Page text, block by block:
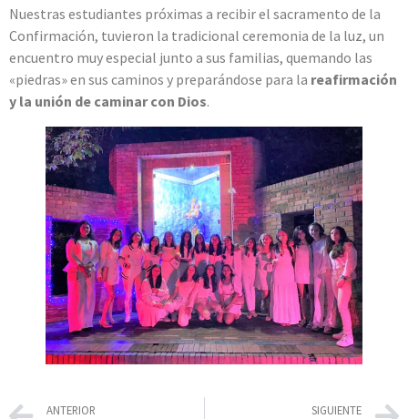
Nuestras estudiantes próximas a recibir el sacramento de la
Confirmación, tuvieron la tradicional ceremonia de la luz, un
encuentro muy especial junto a sus familias, quemando las
«piedras» en sus caminos y preparándose para la reafirmación
y la unión de caminar con Dios.
ANTERIOR SIGUIENTE